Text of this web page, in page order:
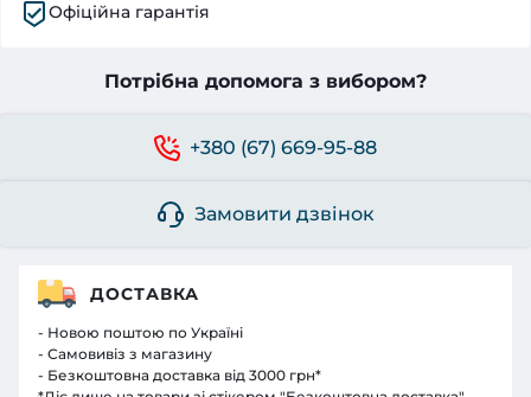
Офіційна гарантія
Потрібна допомога з вибором?
+380 (67) 669-95-88
Замовити дзвінок
ДОСТАВКА
- Новою поштою по Україні
- Самовивіз з магазину
- Безкоштовна доставка від 3000 грн*